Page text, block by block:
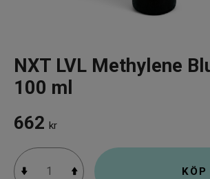
NXT LVL Methylene
100 ml
662 kr
KÖP